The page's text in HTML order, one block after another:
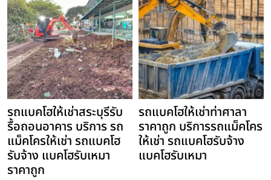
รถแบคโฮให้เช่าสระบุรีรับ
รื้อถอนอาคาร บริการ รถ
แม็คโครให้เช่า รถแบคโฮ
รับจ้าง แบคโฮรับเหมา
ราคาถูก
รถแบคโฮให้เช่าท่าศาลา
ราคาถูก บริการรถแม็คโคร
ให้เช่า รถแบคโฮรับจ้าง
แบคโฮรับเหมา